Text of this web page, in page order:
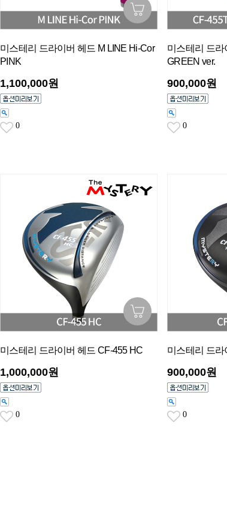
미스테리 드라이버 헤드 M LINE Hi-Cor
PINK
1,100,000원
0
미스테리 드라
GREEN ver.
900,000원
0
미스테리 드라이버 헤드 CF-455 HC
1,000,000원
0
미스테리 드라
900,000원
0